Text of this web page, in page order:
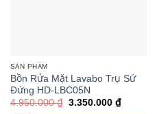
SẢN PHẨM
Bồn Rửa Mặt Lavabo Trụ Sứ
Đứng HD-LBC05N
4.950.000₫ Giá
3.350.000 ₫Giá